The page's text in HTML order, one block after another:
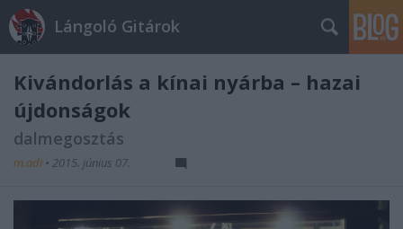
Lángoló Gitárok
Kivándorlás a kínai nyárba – hazai
újdonságok
dalmegosztás
m.adi • 2015. június 07.